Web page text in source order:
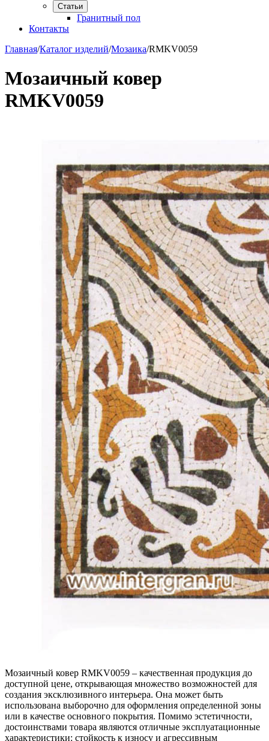
Статьи
Гранитный пол
Контакты
Главная/Каталог изделий/Мозаика/RMKV0059
Мозаичный ковер
RMKV0059
Мозаичный ковер RMKV0059 – качественная продукция до
доступной цене, открывающая множество возможностей для
создания эксклюзивного интерьера. Она может быть
использована выборочно для оформления определенной зоны
или в качестве основного покрытия. Помимо эстетичности,
достоинствами товара являются отличные эксплуатационные
характеристики: стойкость к износу и агрессивным